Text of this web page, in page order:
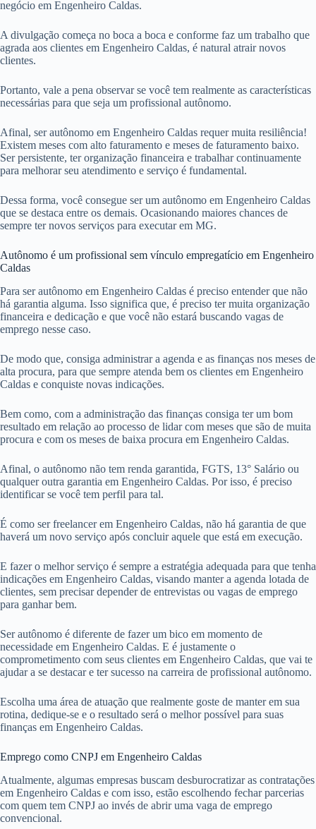
negócio em Engenheiro Caldas.
A divulgação começa no boca a boca e conforme faz um trabalho que
agrada aos clientes em Engenheiro Caldas, é natural atrair novos
clientes.
Portanto, vale a pena observar se você tem realmente as características
necessárias para que seja um profissional autônomo.
Afinal, ser autônomo em Engenheiro Caldas requer muita resiliência!
Existem meses com alto faturamento e meses de faturamento baixo.
Ser persistente, ter organização financeira e trabalhar continuamente
para melhorar seu atendimento e serviço é fundamental.
Dessa forma, você consegue ser um autônomo em Engenheiro Caldas
que se destaca entre os demais. Ocasionando maiores chances de
sempre ter novos serviços para executar em MG.
Autônomo é um profissional sem vínculo empregatício em Engenheiro
Caldas
Para ser autônomo em Engenheiro Caldas é preciso entender que não
há garantia alguma. Isso significa que, é preciso ter muita organização
financeira e dedicação e que você não estará buscando vagas de
emprego nesse caso.
De modo que, consiga administrar a agenda e as finanças nos meses de
alta procura, para que sempre atenda bem os clientes em Engenheiro
Caldas e conquiste novas indicações.
Bem como, com a administração das finanças consiga ter um bom
resultado em relação ao processo de lidar com meses que são de muita
procura e com os meses de baixa procura em Engenheiro Caldas.
Afinal, o autônomo não tem renda garantida, FGTS, 13° Salário ou
qualquer outra garantia em Engenheiro Caldas. Por isso, é preciso
identificar se você tem perfil para tal.
É como ser freelancer em Engenheiro Caldas, não há garantia de que
haverá um novo serviço após concluir aquele que está em execução.
E fazer o melhor serviço é sempre a estratégia adequada para que tenha
indicações em Engenheiro Caldas, visando manter a agenda lotada de
clientes, sem precisar depender de entrevistas ou vagas de emprego
para ganhar bem.
Ser autônomo é diferente de fazer um bico em momento de
necessidade em Engenheiro Caldas. E é justamente o
comprometimento com seus clientes em Engenheiro Caldas, que vai te
ajudar a se destacar e ter sucesso na carreira de profissional autônomo.
Escolha uma área de atuação que realmente goste de manter em sua
rotina, dedique-se e o resultado será o melhor possível para suas
finanças em Engenheiro Caldas.
Emprego como CNPJ em Engenheiro Caldas
Atualmente, algumas empresas buscam desburocratizar as contratações
em Engenheiro Caldas e com isso, estão escolhendo fechar parcerias
com quem tem CNPJ ao invés de abrir uma vaga de emprego
convencional.